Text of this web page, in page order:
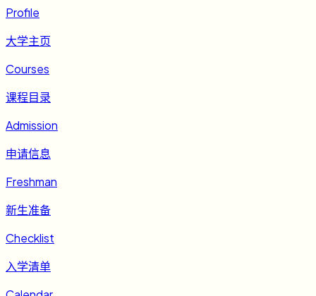
Profile
大学主页
Courses
课程目录
Admission
申请信息
Freshman
新生准备
Checklist
入学清单